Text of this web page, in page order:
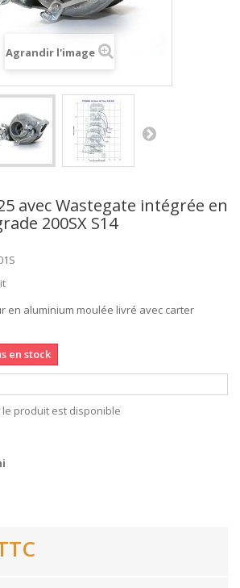
Agrandir l'image
avec Wastegate intégrée en
200SX S14
en aluminium moulée livré avec carter
en stock
produit est disponible